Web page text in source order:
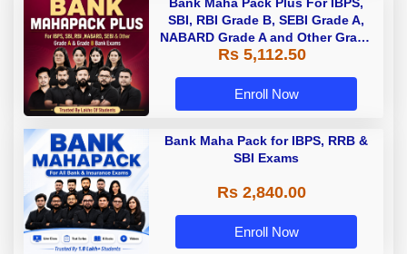
Bank Maha Pack Plus For IBPS,
SBI, RBI Grade B, SEBI Grade A,
NABARD Grade A and Other Grade
A & Grade B Bank Exams
Rs 5,112.50
Enroll Now
Bank Maha Pack for IBPS, RRB &
SBI Exams
Rs 2,840.00
Enroll Now